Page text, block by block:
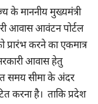
के माननीय मुख्यमंत्री
आवास आवंटन पोर्टल
करने का एकमात्र
आवास हेतु
समय सीमा के अंदर
करना है। ताकि प्रदेश